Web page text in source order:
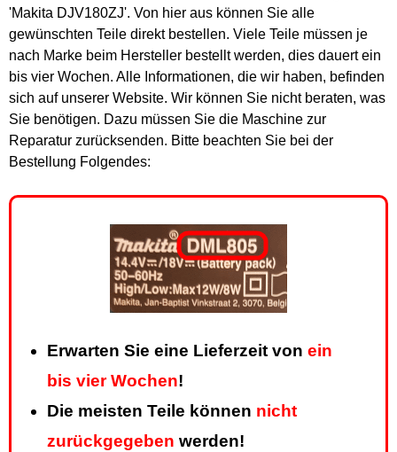
'Makita DJV180ZJ'. Von hier aus können Sie alle
gewünschten Teile direkt bestellen. Viele Teile müssen je
nach Marke beim Hersteller bestellt werden, dies dauert ein
bis vier Wochen. Alle Informationen, die wir haben, befinden
sich auf unserer Website. Wir können Sie nicht beraten, was
Sie benötigen. Dazu müssen Sie die Maschine zur
Reparatur zurücksenden. Bitte beachten Sie bei der
Bestellung Folgendes:
Erwarten Sie eine Lieferzeit von ein
bis vier Wochen!
Die meisten Teile können nicht
zurückgegeben werden!